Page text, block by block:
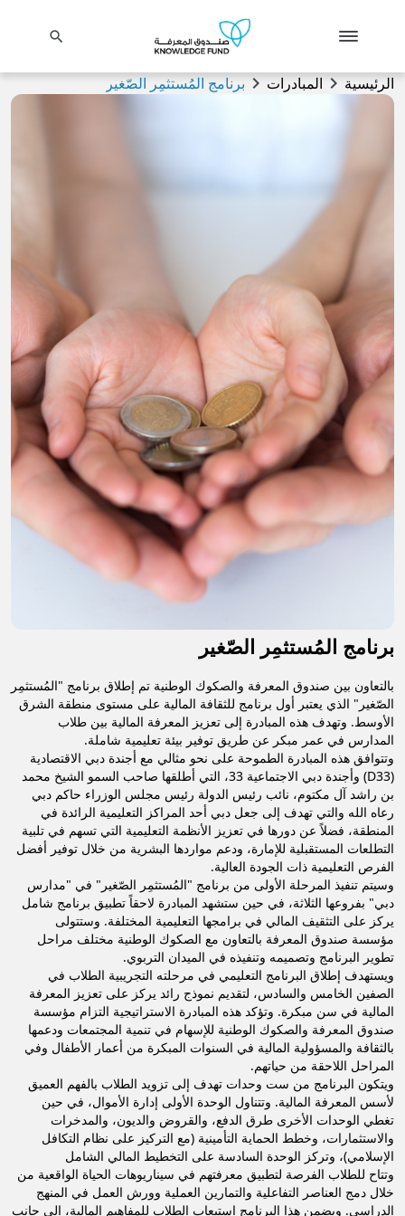
search
الرئيسية chevron_right المبادرات chevron_right برنامج المُستثمِر الصّغير
برنامج المُستثمِر الصّغير
بالتعاون بين صندوق المعرفة والصكوك الوطنية تم إطلاق برنامج "المُستثمِر
الصّغير" الذي يعتبر أول برنامج للثقافة المالية على مستوى منطقة الشرق
الأوسط. وتهدف هذه المبادرة إلى تعزيز المعرفة المالية بين طلاب
المدارس في عمر مبكر عن طريق توفير بيئة تعليمية شاملة.
وتتوافق هذه المبادرة الطموحة على نحو مثالي مع أجندة دبي الاقتصادية
(D33) وأجندة دبي الاجتماعية 33، التي أطلقها صاحب السمو الشيخ محمد
بن راشد آل مكتوم، نائب رئيس الدولة رئيس مجلس الوزراء حاكم دبي
رعاه الله والتي تهدف إلى جعل دبي أحد المراكز التعليمية الرائدة في
المنطقة، فضلاً عن دورها في تعزيز الأنظمة التعليمية التي تسهم في تلبية
التطلعات المستقبلية للإمارة، ودعم مواردها البشرية من خلال توفير أفضل
الفرص التعليمية ذات الجودة العالية.
وسيتم تنفيذ المرحلة الأولى من برنامج "المُستثمِر الصّغير" في "مدارس
دبي" بفروعها الثلاثة، في حين ستشهد المبادرة لاحقاً تطبيق برنامج شامل
يركز على التثقيف المالي في برامجها التعليمية المختلفة. وستتولى
مؤسسة صندوق المعرفة بالتعاون مع الصكوك الوطنية مختلف مراحل
تطوير البرنامج وتصميمه وتنفيذه في الميدان التربوي.
ويستهدف إطلاق البرنامج التعليمي في مرحلته التجريبية الطلاب في
الصفين الخامس والسادس، لتقديم نموذج رائد يركز على تعزيز المعرفة
المالية في سن مبكرة. وتؤكد هذه المبادرة الاستراتيجية التزام مؤسسة
صندوق المعرفة والصكوك الوطنية للإسهام في تنمية المجتمعات ودعمها
بالثقافة والمسؤولية المالية في السنوات المبكرة من أعمار الأطفال وفي
المراحل اللاحقة من حياتهم.
ويتكون البرنامج من ست وحدات تهدف إلى تزويد الطلاب بالفهم العميق
لأسس المعرفة المالية. وتتناول الوحدة الأولى إدارة الأموال، في حين
تغطي الوحدات الأخرى طرق الدفع، والقروض والديون، والمدخرات
والاستثمارات، وخطط الحماية التأمينية (مع التركيز على نظام التكافل
الإسلامي)، وتركز الوحدة السادسة على التخطيط المالي الشامل
وتتاح للطلاب الفرصة لتطبيق معرفتهم في سيناريوهات الحياة الواقعية من
خلال دمج العناصر التفاعلية والتمارين العملية وورش العمل في المنهج
الدراسي. ويضمن هذا البرنامج استيعاب الطلاب للمفاهيم المالية، إلى جانب